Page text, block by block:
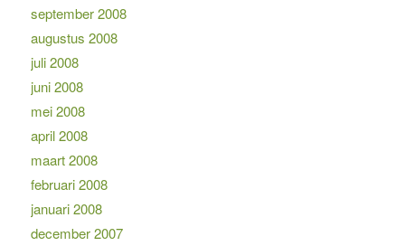
september 2008
augustus 2008
juli 2008
juni 2008
mei 2008
april 2008
maart 2008
februari 2008
januari 2008
december 2007